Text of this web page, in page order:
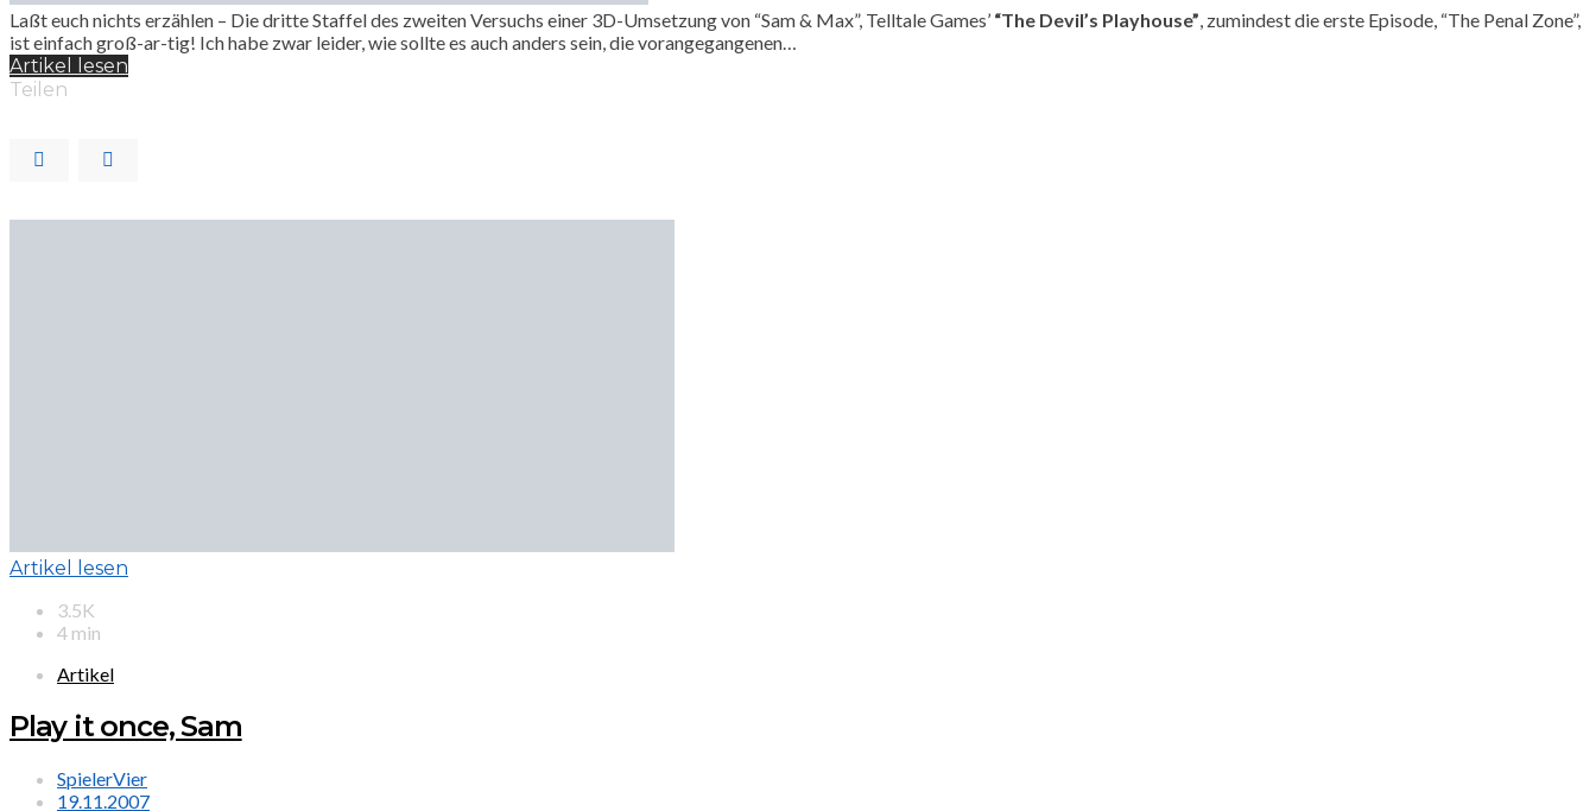
Laßt euch nichts erzählen – Die dritte Staffel des zweiten Versuchs einer 3D-Umsetzung von “Sam & Max”, Telltale Games’ “The Devil’s Playhouse”, zumindest die erste Episode, “The Penal Zone”,
ist einfach groß-ar-tig! Ich habe zwar leider, wie sollte es auch anders sein, die vorangegangenen…
Artikel lesen
Teilen
Artikel lesen
3.5K
4 min
Artikel
Play it once, Sam
SpielerVier
19.11.2007